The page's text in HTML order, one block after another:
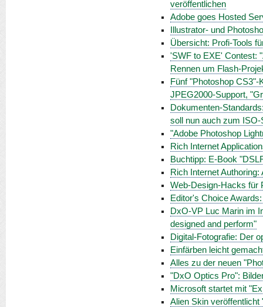
veröffentlichen
Adobe goes Hosted
Illustrator- und
Übersicht: Profi-Tools
'SWF to EXE' Contest:
Rennen um Flash-
Fünf "Photoshop
JPEG2000-Support,
Dokumenten-
soll nun auch zum ISO-
"Adobe Photoshop
Rich Internet
Buchtipp: E-Book
Rich Internet
Web-Design-Hacks für
Editor's Choice
DxO-VP Luc Marin im
designed and perform"
Digital-Fotografie: Der
Einfärben leicht
Alles zu der neuen
"DxO Optics Pro":
Microsoft startet mit
Alien Skin veröffentlicht